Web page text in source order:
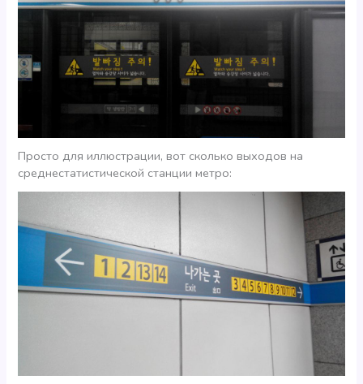
Просто для иллюстрации, вот сколько выходов на
среднестатистической станции метро: